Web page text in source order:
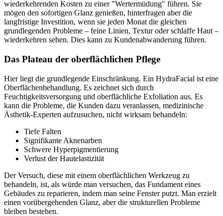
wiederkehrenden Kosten zu einer "Wertermüdung" führen. Sie
mögen den sofortigen Glanz genießen, hinterfragen aber die
langfristige Investition, wenn sie jeden Monat die gleichen
grundlegenden Probleme – feine Linien, Textur oder schlaffe Haut –
wiederkehren sehen. Dies kann zu Kundenabwanderung führen.
Das Plateau der oberflächlichen Pflege
Hier liegt die grundlegende Einschränkung. Ein HydraFacial ist eine
Oberflächenbehandlung. Es zeichnet sich durch
Feuchtigkeitsversorgung und oberflächliche Exfoliation aus. Es
kann die Probleme, die Kunden dazu veranlassen, medizinische
Ästhetik-Experten aufzusuchen, nicht wirksam behandeln:
Tiefe Falten
Signifikante Aknenarben
Schwere Hyperpigmentierung
Verlust der Hautelastizität
Der Versuch, diese mit einem oberflächlichen Werkzeug zu
behandeln, ist, als würde man versuchen, das Fundament eines
Gebäudes zu reparieren, indem man seine Fenster putzt. Man erzielt
einen vorübergehenden Glanz, aber die strukturellen Probleme
bleiben bestehen.